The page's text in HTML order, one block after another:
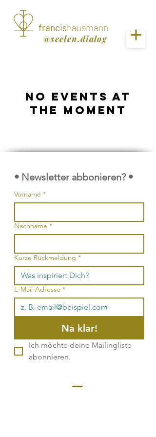
francishausmann
@seelen.dialog
No events at
the moment
• Newsletter abbonieren? •
Vorname *
Nachname *
Kurze Rückmeldung *
E-Mail-Adresse *
Na klar!
Ich möchte deine Mailingliste
abonnieren.